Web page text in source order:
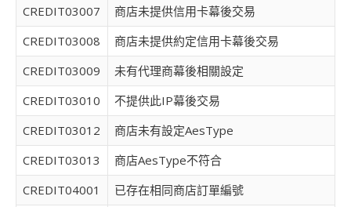
CREDIT03007
商店未提供信用卡幕後交易
CREDIT03008
商店未提供約定信用卡幕後交易
CREDIT03009
未有代理商幕後相關設定
CREDIT03010
不提供此IP幕後交易
CREDIT03012
商店未有設定AesType
CREDIT03013
商店AesType不符合
CREDIT04001
已存在相同商店訂單編號